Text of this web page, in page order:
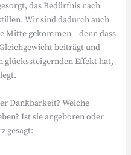
das Bedürfnis nach
Wir sind dadurch auch
Mitte gekommen – denn dass
beiträgt und
glückssteigernden Effekt hat,
Dankbarkeit? Welche
Ist sie angeboren oder
gesagt: